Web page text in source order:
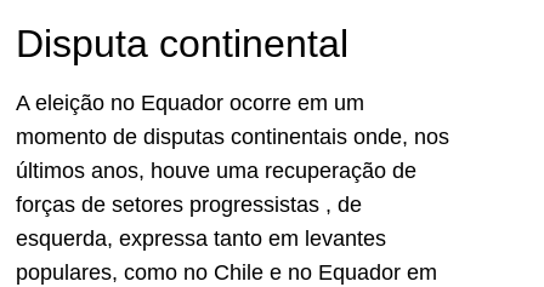
Disputa continental
A eleição no Equador ocorre em um
momento de disputas continentais onde, nos
últimos anos, houve uma recuperação de
forças de setores progressistas , de
esquerda, expressa tanto em levantes
populares, como no Chile e no Equador em